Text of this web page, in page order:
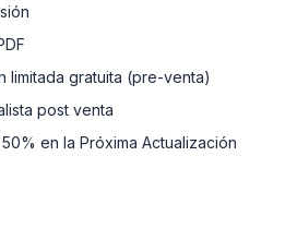
limitada gratuita (pre-venta)
post venta
en la Próxima Actualización